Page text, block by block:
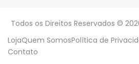
Todos os Direitos Reservados ©
LojaQuem SomosPolítica de
Contato